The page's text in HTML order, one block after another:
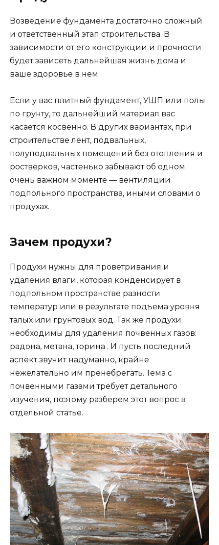
Возведение фундамента достаточно сложный
и ответственный этап строительства. В
зависимости от его конструкции и прочности
будет зависеть дальнейшая жизнь дома и
ваше здоровье в нем.
Если у вас плитный фундамент, УШП или полы
по грунту, то дальнейший материал вас
касается косвенно. В других вариантах, при
строительстве лент, подвальных,
полуподвальных помещений без отопления и
ростверков, частенько забывают об одном
очень важном моменте — вентиляции
подпольного пространства, иными словами о
продухах.
Зачем продухи?
Продухи нужны для проветривания и
удаления влаги, которая конденсирует в
подпольном пространстве разности
температур или в результате подъема уровня
талых или грунтовых вод. Так же продухи
необходимы для удаления почвенных газов:
радона, метана, торина . И пусть последний
аспект звучит надуманно, крайне
нежелательно им пренебрегать. Тема с
почвенными газами требует детального
изучения, поэтому разберем этот вопрос в
отдельной статье.